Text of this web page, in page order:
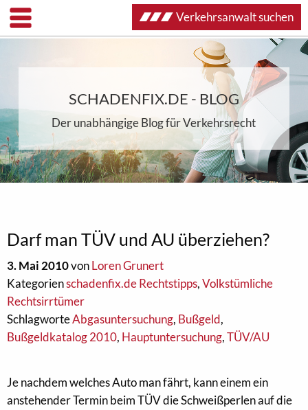
SCHADENFIX.DE - BLOG
Der unabhängige Blog für Verkehrsrecht
Darf man TÜV und AU überziehen?
3. Mai 2010vonLoren Grunert
Kategorienschadenfix.de Rechtstipps,Volkstümliche
Rechtsirrtümer
SchlagworteAbgasuntersuchung, Bußgeld,
Bußgeldkatalog 2010, Hauptuntersuchung,TÜV/AU
Je nachdem welches Auto man fährt, kann einem ein
anstehender Termin beim TÜV die Schweißperlen auf die
Verkehrsanwalt suchen